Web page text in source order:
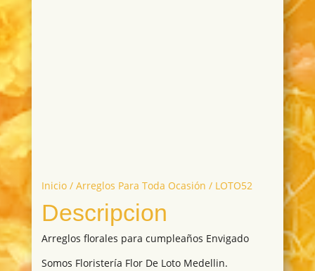
Inicio/ Arreglos Para Toda Ocasión / LOTO52
Descripcion
Arreglos florales para cumpleaños Envigado
Somos Floristería Flor De Loto Medellin.